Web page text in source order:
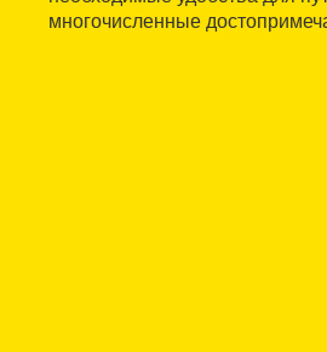
многочисленные